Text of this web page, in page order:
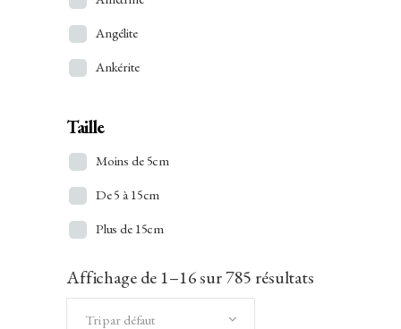
Angélite
Ankérite
Apophyllite
Aragonite
Argent
Atacamite
Aventurine
Azurite
Taille
Moins de 5cm
De 5 à 15cm
Plus de 15cm
Affichage de 1–16 sur 785 résultats
Tri par défaut